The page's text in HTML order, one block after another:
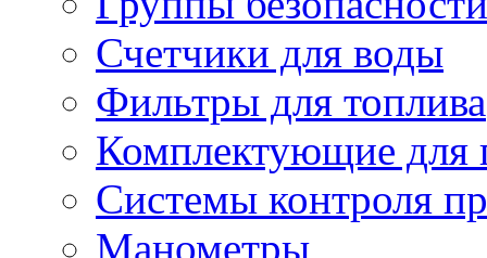
Счетчики для воды
Фильтры для топлива
Комплектующие для
Системы контроля
Манометры